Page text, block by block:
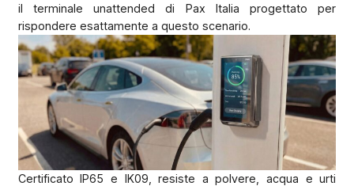
il terminale unattended di Pax Italia progettato per
rispondere esattamente a questo scenario.
Certificato IP65 e IK09, resiste a polvere, acqua e urti